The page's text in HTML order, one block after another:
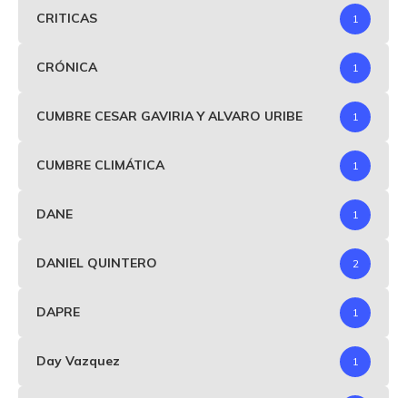
CRITICAS 1
CRÓNICA 1
CUMBRE CESAR GAVIRIA Y ALVARO URIBE 1
CUMBRE CLIMÁTICA 1
DANE 1
DANIEL QUINTERO 2
DAPRE 1
Day Vazquez 1